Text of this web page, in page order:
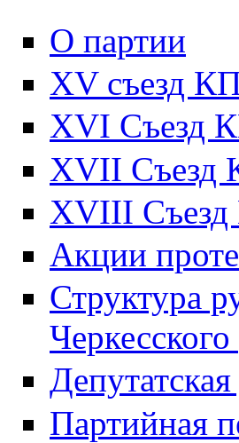
О партии
XV съезд
XVI Съезд
XVII
XVIII
Акции
Структура
Партийная